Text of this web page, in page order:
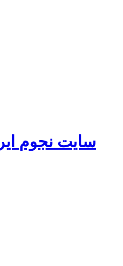
سایت نجوم